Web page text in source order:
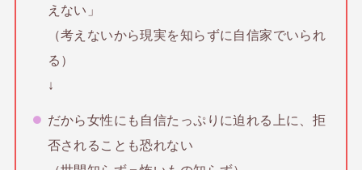
えない」
（考えないから現実を知らずに自信家でいられ
る）
↓
だから女性にも自信たっぷりに迫れる上に、拒
否されることも恐れない